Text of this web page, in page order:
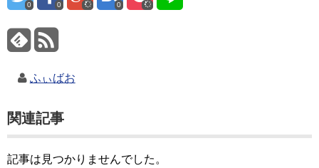
0 0 0
ふぃばお
関連記事
記事は見つかりませんでした。